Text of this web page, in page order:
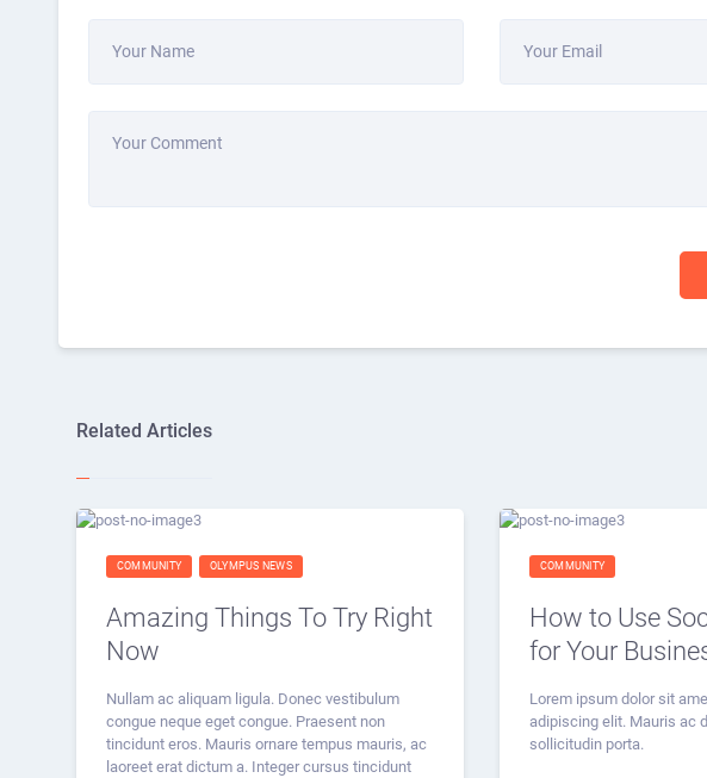
Your Name Your Email
Your Comment
Related Articles
COMMUNITY OLYMPUS NEWS
Amazing Things To Try Right
Now
Nullam ac aliquam ligula. Donec vestibulum
congue neque eget congue. Praesent non
tincidunt eros. Mauris ornare tempus mauris, ac
laoreet erat dictum a. Integer cursus tincidunt
COMMUNITY
How to Use
for Your
Lorem ipsum dolor sit
adipiscing elit. Mauris ac
sollicitudin porta.